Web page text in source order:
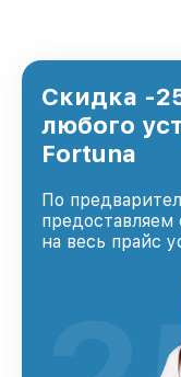
Скидка -
любого
Fortuna
По
на весь прайс